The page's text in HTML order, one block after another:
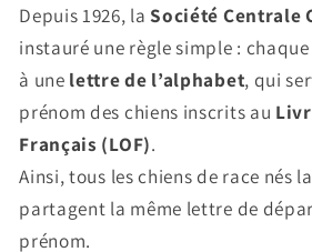
Depuis 1926, laSociété Centrale
instauré une règle simple :
à une lettre de l’alphabet, qui
prénom des chiens inscrits au
Français (LOF).
Ainsi, tous les chiens de race nés
partagent la même lettre de
prénom.